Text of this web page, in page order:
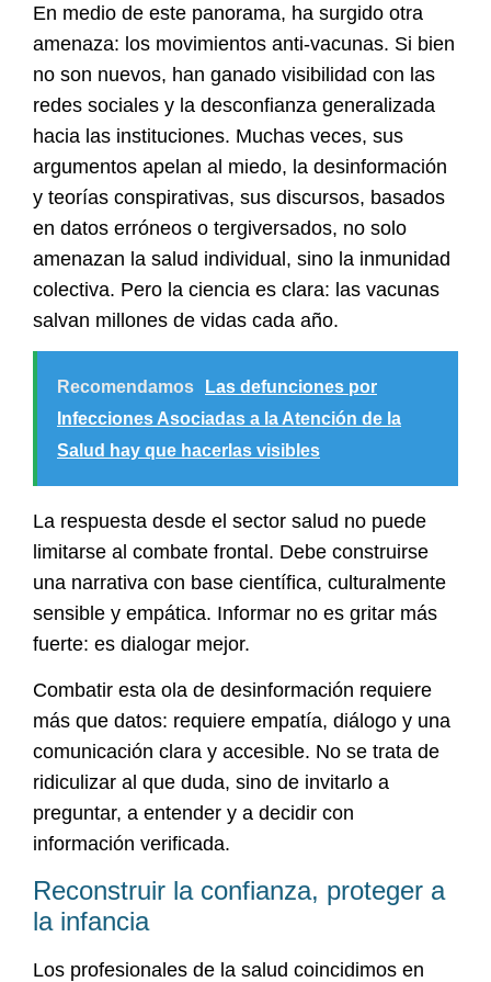
En medio de este panorama, ha surgido otra
amenaza: los movimientos anti-vacunas. Si bien
no son nuevos, han ganado visibilidad con las
redes sociales y la desconfianza generalizada
hacia las instituciones. Muchas veces, sus
argumentos apelan al miedo, la desinformación
y teorías conspirativas, sus discursos, basados
en datos erróneos o tergiversados, no solo
amenazan la salud individual, sino la inmunidad
colectiva. Pero la ciencia es clara: las vacunas
salvan millones de vidas cada año.
Recomendamos
Las defunciones por
Infecciones Asociadas a la Atención de la
Salud hay que hacerlas visibles
La respuesta desde el sector salud no puede
limitarse al combate frontal. Debe construirse
una narrativa con base científica, culturalmente
sensible y empática. Informar no es gritar más
fuerte: es dialogar mejor.
Combatir esta ola de desinformación requiere
más que datos: requiere empatía, diálogo y una
comunicación clara y accesible. No se trata de
ridiculizar al que duda, sino de invitarlo a
preguntar, a entender y a decidir con
información verificada.
Reconstruir la confianza, proteger a
la infancia
Los profesionales de la salud coincidimos en